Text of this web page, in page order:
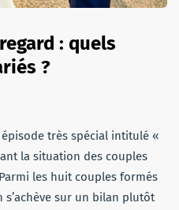
: quels
?
très spécial intitulé «
la situation des couples
les huit couples formés
sur un bilan plutôt